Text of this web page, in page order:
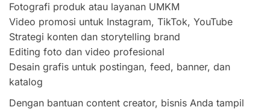
Fotografi produk atau layanan UMKM
Video promosi untuk Instagram, TikTok, YouTube
Strategi konten dan storytelling brand
Editing foto dan video profesional
Desain grafis untuk postingan, feed, banner, dan
katalog
Dengan bantuan content creator, bisnis Anda tampil